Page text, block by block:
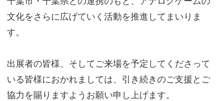
文化をさらに広げていく活動を推進してまいりま
す。
出展者の皆様、そしてご来場を予定してくださって
いる皆様におかれましては、引き続きのご支援とご
協力を賜りますようお願い申し上げます。